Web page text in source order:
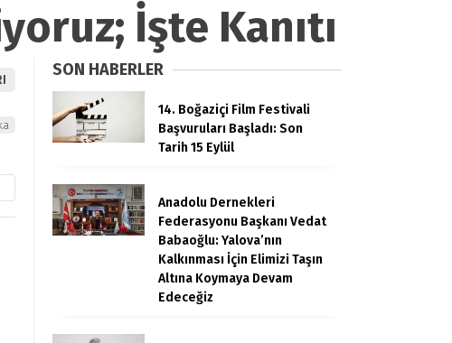
İşte Kanıtı
SON HABERLER
14. Boğaziçi Film Festivali
Başvuruları Başladı: Son
Tarih 15 Eylül
Anadolu Dernekleri
Federasyonu Başkanı Vedat
Babaoğlu: Yalova’nın
Kalkınması İçin Elimizi Taşın
Altına Koymaya Devam
Edeceğiz